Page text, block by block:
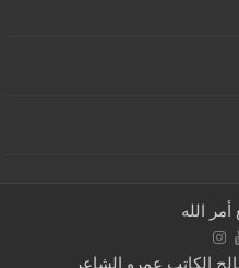
الكاتب عمرو الشاعر